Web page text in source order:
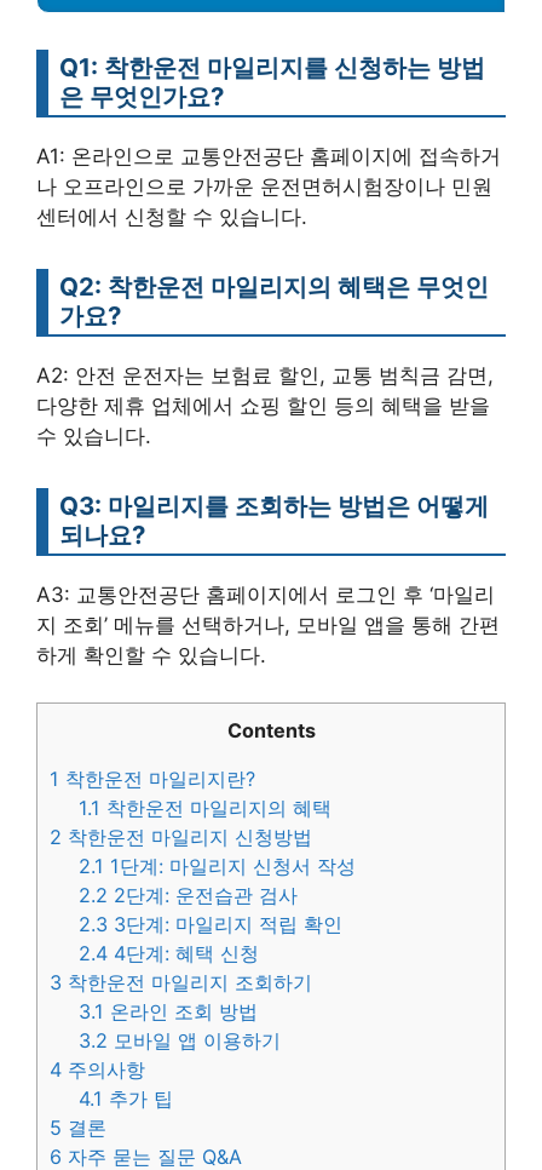
Q1: 착한운전 마일리지를 신청하는 방법
은 무엇인가요?
A1: 온라인으로 교통안전공단 홈페이지에 접속하거
나 오프라인으로 가까운 운전면허시험장이나 민원
센터에서 신청할 수 있습니다.
Q2: 착한운전 마일리지의 혜택은 무엇인
가요?
A2: 안전 운전자는 보험료 할인, 교통 범칙금 감면,
다양한 제휴 업체에서 쇼핑 할인 등의 혜택을 받을
수 있습니다.
Q3: 마일리지를 조회하는 방법은 어떻게
되나요?
A3: 교통안전공단 홈페이지에서 로그인 후 ‘마일리
지 조회’ 메뉴를 선택하거나, 모바일 앱을 통해 간편
하게 확인할 수 있습니다.
Contents
1 착한운전 마일리지란?
1.1 착한운전 마일리지의 혜택
2 착한운전 마일리지 신청방법
2.1 1단계: 마일리지 신청서 작성
2.2 2단계: 운전습관 검사
2.3 3단계: 마일리지 적립 확인
2.4 4단계: 혜택 신청
3 착한운전 마일리지 조회하기
3.1 온라인 조회 방법
3.2 모바일 앱 이용하기
4 주의사항
4.1 추가 팁
5 결론
6 자주 묻는 질문 Q&A